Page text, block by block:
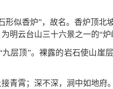
似香炉”，故名。香炉顶北
明云台山三十六景之一的“炉
层顶”。裸露的岩石使山崖
青霄；深不深，涧中如地